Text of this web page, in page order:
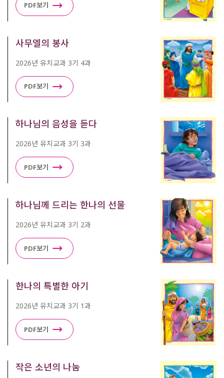
PDF보기
사무엘의 봉사
2026년 유치교과 3기 4과
PDF보기
하나님의 음성을 듣다
2026년 유치교과 3기 3과
PDF보기
하나님께 드리는 한나의 선물
2026년 유치교과 3기 2과
PDF보기
한나의 특별한 아기
2026년 유치교과 3기 1과
PDF보기
작은 소년의 나눔